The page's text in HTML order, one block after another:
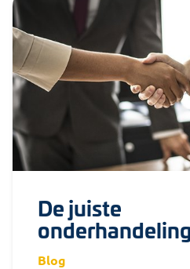
De juiste
voor OR'en
Blog